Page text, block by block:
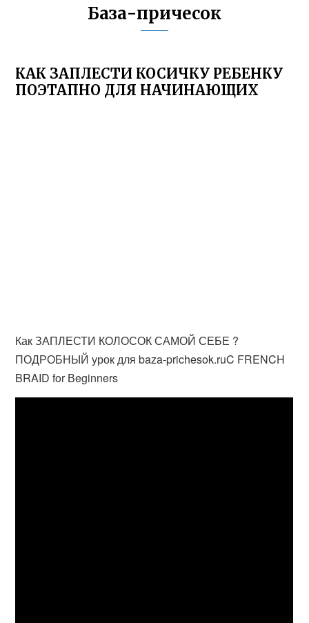
База-причесок
КАК ЗАПЛЕСТИ КОСИЧКУ РЕБЕНКУ
ПОЭТАПНО ДЛЯ НАЧИНАЮЩИХ
Как ЗАПЛЕСТИ КОЛОСОК САМОЙ СЕБЕ ?
ПОДРОБНЫЙ урок для baza-prichesok.ruC FRENCH
BRAID for Вeginners